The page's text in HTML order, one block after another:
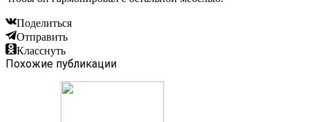
Поделиться
Отправить
Класснуть
Похожие публикации